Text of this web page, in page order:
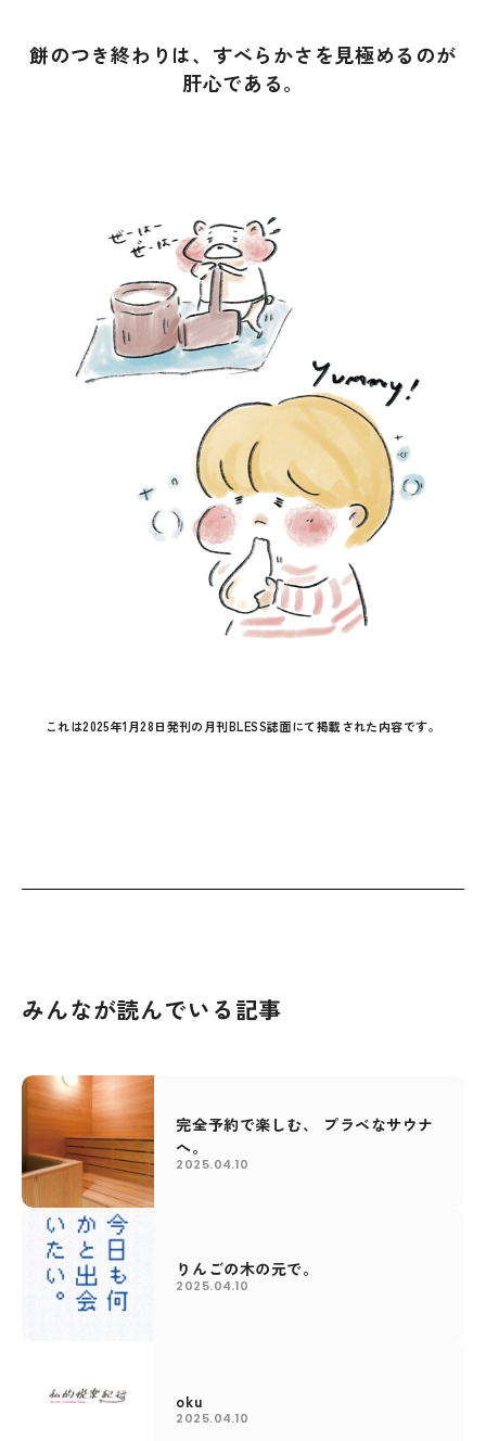
餅のつき終わりは、すべらかさを見極めるのが
肝心である。
これは2025年1月28日発刊の月刊BLESS誌面にて掲載された内容です。
みんなが読んでいる記事
完全予約で楽しむ、 プラベなサウナ
へ。
2025.04.10
りんごの木の元で。
2025.04.10
oku
2025.04.10